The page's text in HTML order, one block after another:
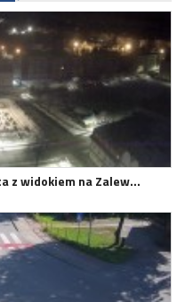
z widokiem na Zalew…